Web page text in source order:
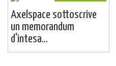
Axelspace sottoscrive
un memorandum
d'intesa...